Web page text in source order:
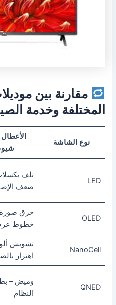
مقارنة بين
المختلفة وخدمة
نوع الشاشة
الأعطال
LED
تلف
ضعف
OLED
حرق
خطوط
NanoCell
تشويش
اهتزاز
QNED
وميض –
النظام